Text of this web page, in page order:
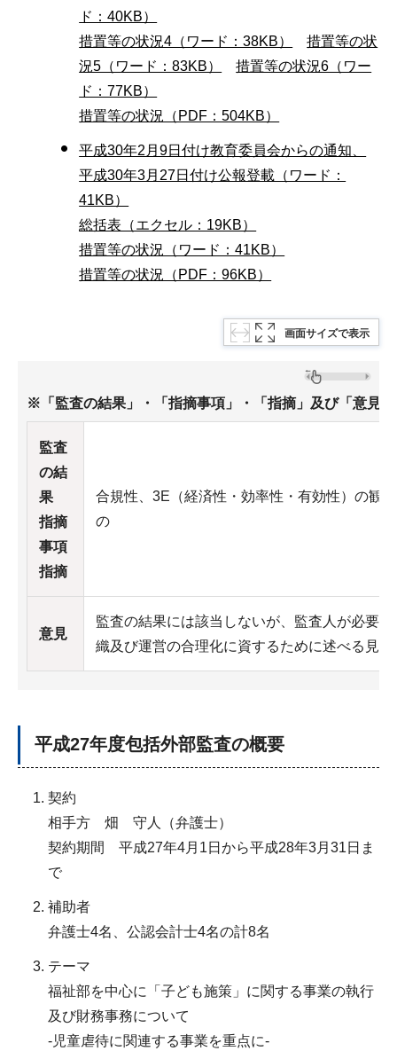
ド：40KB）
措置等の状況4（ワード：38KB）
措置等の状
況5（ワード：83KB）
措置等の状況6（ワー
ド：77KB）
措置等の状況（PDF：504KB）
平成30年2月9日付け教育委員会からの通知、
平成30年3月27日付け公報登載（ワード：
41KB）
総括表（エクセル：19KB）
措置等の状況（ワード：41KB）
措置等の状況（PDF：96KB）
画面サイズで表示
※「監査の結果」・「指摘事項」・「指摘」及び「意見
監査
の結
果
指摘
事項
指摘
合規性、3E（経済性・効率性・有効性）の観
の
意見
監査の結果には該当しないが、監査人が必要
織及び運営の合理化に資するために述べる見解
平成27年度包括外部監査の概要
契約
相手方 畑 守人（弁護士）
契約期間 平成27年4月1日から平成28年3月31日ま
で
補助者
弁護士4名、公認会計士4名の計8名
テーマ
福祉部を中心に「子ども施策」に関する事業の執行
及び財務事務について
-児童虐待に関連する事業を重点に-